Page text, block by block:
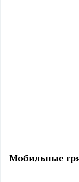
Мобильные